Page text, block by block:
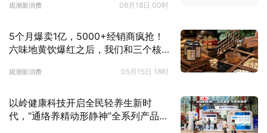
观潮新消费 06月18日 00时
5个月爆卖1亿，5000+经销商疯抢！
六味地黄饮爆红之后，我们和三个核
观潮新消费 05月15日 18时
以岭健康科技开启全民轻养生新时
代，“通络养精动形静神”全系列产品亮